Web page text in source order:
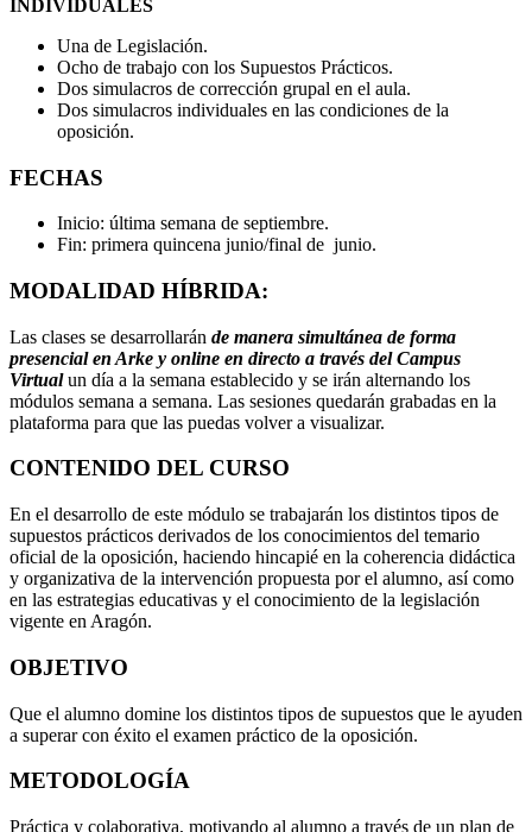
INDIVIDUALES
Una de Legislación.
Ocho de trabajo con los Supuestos Prácticos.
Dos simulacros de corrección grupal en el aula.
Dos simulacros individuales en las condiciones de la
oposición.
FECHAS
Inicio: última semana de septiembre.
Fin: primera quincena junio/final de junio.
MODALIDAD HÍBRIDA:
Las clases se desarrollarán de manera simultánea de forma
presencial en Arke y online en directo a través del Campus
Virtual un día a la semana establecido y se irán alternando los
módulos semana a semana. Las sesiones quedarán grabadas en la
plataforma para que las puedas volver a visualizar.
CONTENIDO DEL CURSO
En el desarrollo de este módulo se trabajarán los distintos tipos de
supuestos prácticos derivados de los conocimientos del temario
oficial de la oposición, haciendo hincapié en la coherencia didáctica
y organizativa de la intervención propuesta por el alumno, así como
en las estrategias educativas y el conocimiento de la legislación
vigente en Aragón.
OBJETIVO
Que el alumno domine los distintos tipos de supuestos que le ayuden
a superar con éxito el examen práctico de la oposición.
METODOLOGÍA
Práctica y colaborativa, motivando al alumno a través de un plan de